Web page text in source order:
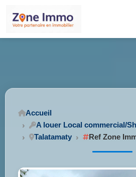
Accueil
A louer Local commercial/
Talatamaty
Ref Zone